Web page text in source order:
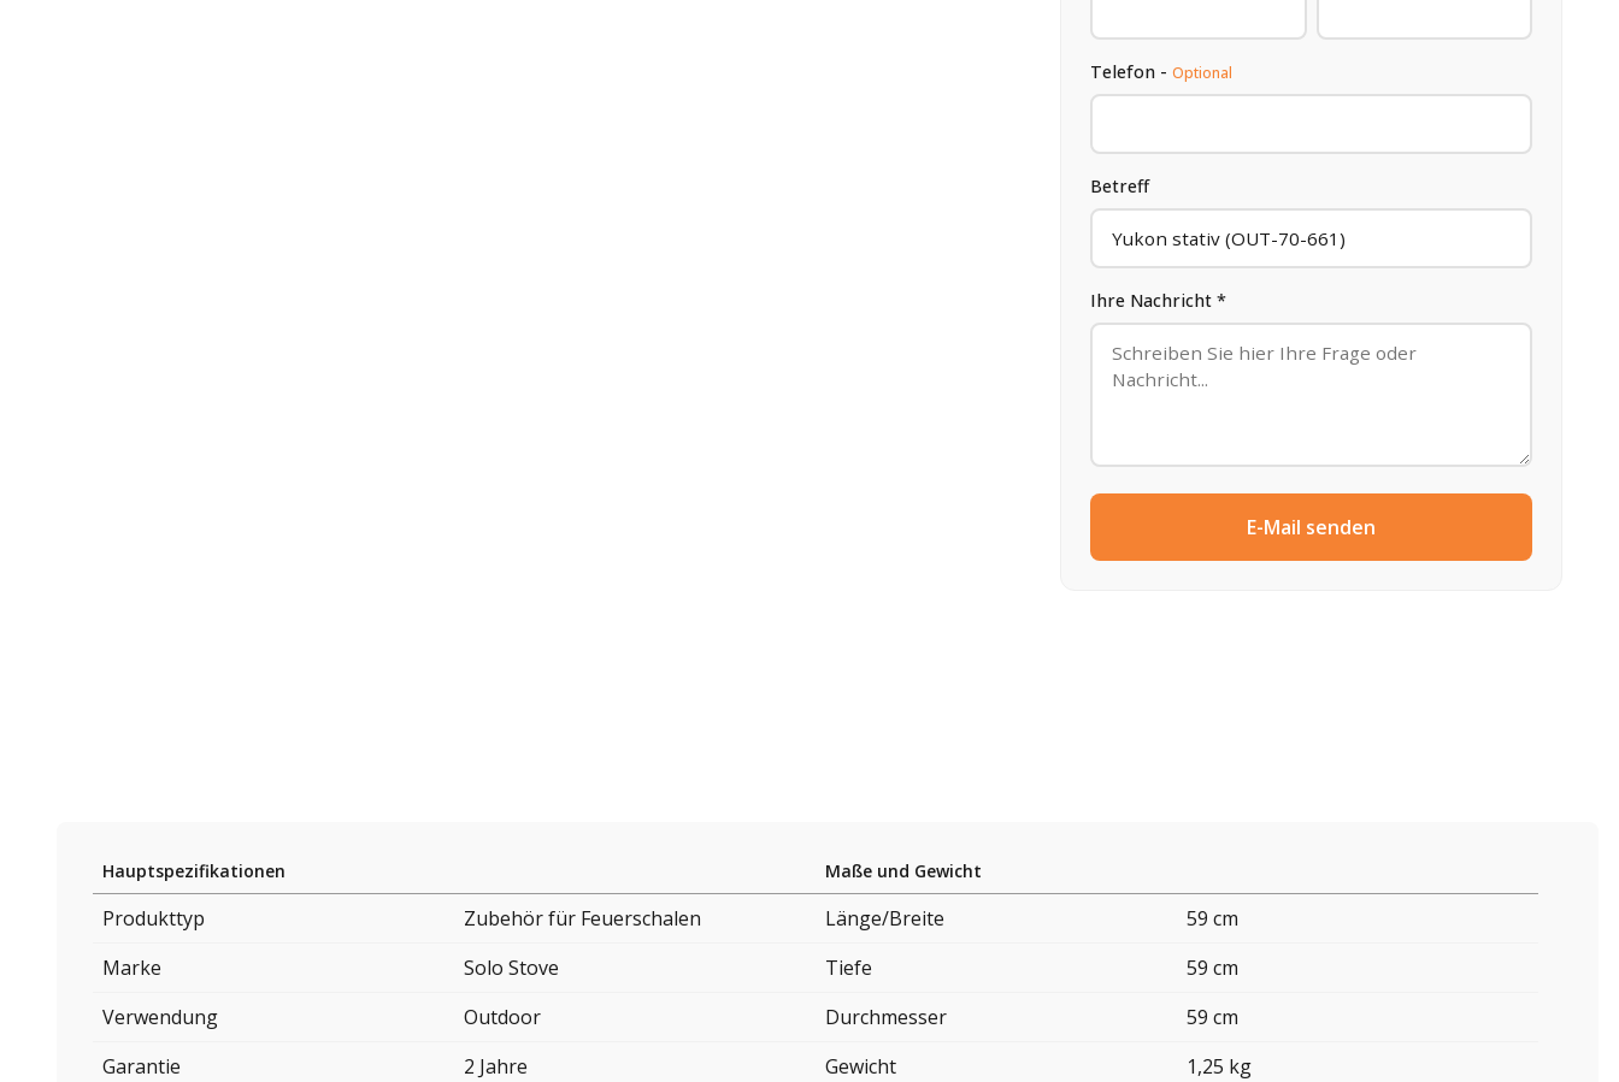
Telefon -Optional
Betreff
Ihre Nachricht *
E-Mail senden
Hauptspezifikationen
Produkttyp
Zubehör für Feuerschalen
Marke
Solo Stove
Verwendung
Outdoor
Garantie
2 Jahre
Maße und Gewicht
Länge/Breite
59 cm
Tiefe
59 cm
Durchmesser
59 cm
Gewicht
1,25 kg